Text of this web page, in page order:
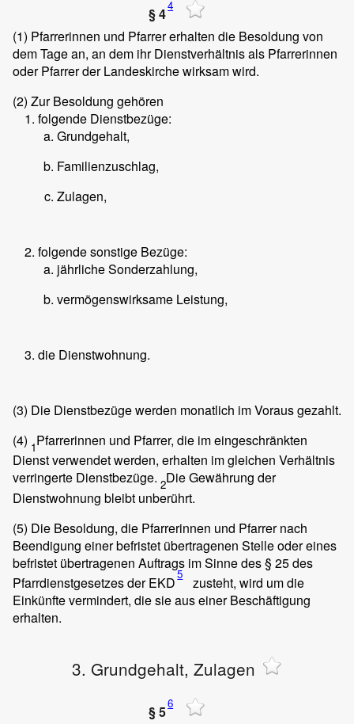
§ 44
(1) Pfarrerinnen und Pfarrer erhalten die Besoldung von
dem Tage an, an dem ihr Dienstverhältnis als Pfarrerinnen
oder Pfarrer der Landeskirche wirksam wird.
(2) Zur Besoldung gehören
folgende Dienstbezüge:
Grundgehalt,
Familienzuschlag,
Zulagen,
folgende sonstige Bezüge:
jährliche Sonderzahlung,
vermögenswirksame Leistung,
die Dienstwohnung.
(3) Die Dienstbezüge werden monatlich im Voraus gezahlt.
(4) 1Pfarrerinnen und Pfarrer, die im eingeschränkten
Dienst verwendet werden, erhalten im gleichen Verhältnis
verringerte Dienstbezüge. 2Die Gewährung der
Dienstwohnung bleibt unberührt.
(5) Die Besoldung, die Pfarrerinnen und Pfarrer nach
Beendigung einer befristet übertragenen Stelle oder eines
befristet übertragenen Auftrags im Sinne des § 25 des
Pfarrdienstgesetzes der EKD5
zusteht, wird um die
Einkünfte vermindert, die sie aus einer Beschäftigung
erhalten.
3. Grundgehalt, Zulagen
§ 56